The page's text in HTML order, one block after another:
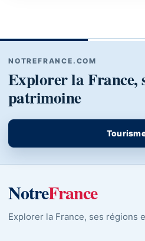
NOTREFRANCE.COM
Explorer la France,
patrimoine
NotreFrance
Explorer la France, ses régions